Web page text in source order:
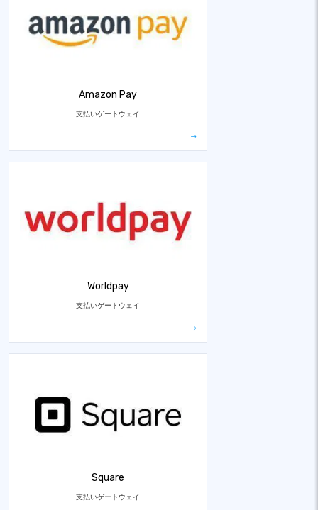
Amazon Pay
支払いゲートウェイ
Worldpay
支払いゲートウェイ
Square
支払いゲートウェイ